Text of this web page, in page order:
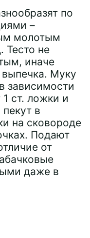
по
–
молотым
Тесто не
иначе
выпечка. Муку
зависимости
ст. ложки и
в
на сковороде
Подают
от
даже в